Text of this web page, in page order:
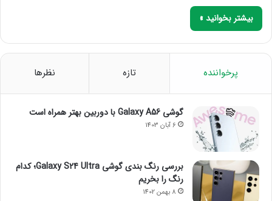
بیشتر بخوانید »
پرخواننده تازه نظرها
گوشی Galaxy A56 با دوربین بهتر همراه است
6 آبان 1403
بررسی رنگ بندی گوشی Galaxy S24 Ultra؛ کدام
رنگ را بخریم
8 بهمن 1402